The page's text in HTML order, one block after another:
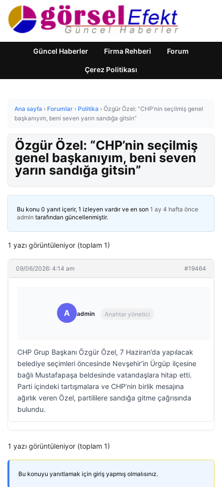
Güncel Haberler Firma Rehberi Forum
Çerez Politikası
Ana sayfa › Forumlar › Politika › Özgür Özel: “CHP’nin seçilmiş genel
başkanıyım, beni seven yarın sandığa gitsin”
Özgür Özel: “CHP’nin seçilmiş
genel başkanıyım, beni seven
yarın sandığa gitsin”
Bu konu 0 yanıt içerir, 1 izleyen vardır ve en son 1 ay 4 hafta önce
admin tarafından güncellenmiştir.
1 yazı görüntüleniyor (toplam 1)
09/06/2026: 4:14 am #19464
A admin Anahtar yönetici
CHP Grup Başkanı Özgür Özel, 7 Haziran’da yapılacak
belediye seçimleri öncesinde Nevşehir’in Ürgüp ilçesine
bağlı Mustafapaşa beldesinde vatandaşlara hitap etti.
Parti içindeki tartışmalara ve CHP’nin birlik mesajına
ağırlık veren Özel, partililere sandığa gitme çağrısında
bulundu.
1 yazı görüntüleniyor (toplam 1)
Bu konuyu yanıtlamak için giriş yapmış olmalısınız.